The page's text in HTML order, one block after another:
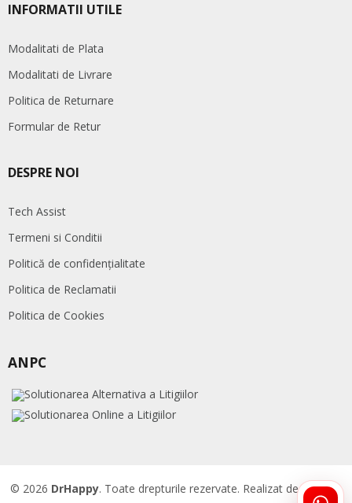
INFORMATII UTILE
Modalitati de Plata
Modalitati de Livrare
Politica de Returnare
Formular de Retur
DESPRE NOI
Tech Assist
Termeni si Conditii
Politică de confidențialitate
Politica de Reclamatii
Politica de Cookies
ANPC
© 2026 DrHappy. Toate drepturile rezervate. Realizat deAccent